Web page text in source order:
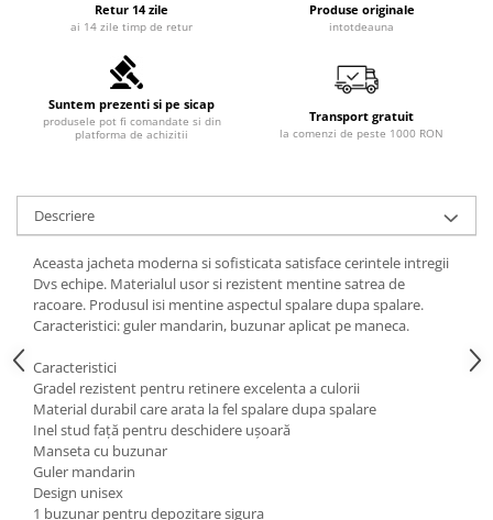
Retur 14 zile
ai 14 zile timp de retur
Produse originale
intotdeauna
Suntem prezenti si pe sicap
produsele pot fi comandate si din
platforma de achizitii
Transport gratuit
la comenzi de peste 1000 RON
Descriere
Aceasta jacheta moderna si sofisticata satisface cerintele intregii
Dvs echipe. Materialul usor si rezistent mentine satrea de
racoare. Produsul isi mentine aspectul spalare dupa spalare.
Caracteristici: guler mandarin, buzunar aplicat pe maneca.
Caracteristici
Gradel rezistent pentru retinere excelenta a culorii
Material durabil care arata la fel spalare dupa spalare
Inel stud față pentru deschidere ușoară
Manseta cu buzunar
Guler mandarin
Design unisex
1 buzunar pentru depozitare sigura